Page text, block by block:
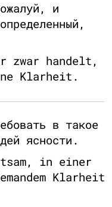
и
zwar handelt,
Klarheit.
в такое
ясности.
in einer
Klarheit